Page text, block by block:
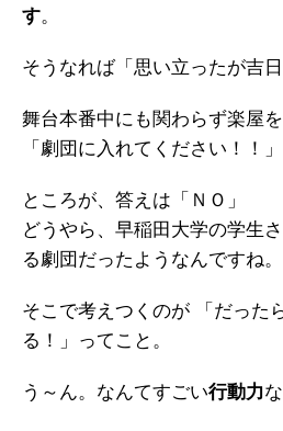
す。
そうなれば「思い立ったが吉日
舞台本番中にも関わらず楽屋を
「劇団に入れてください！！」
ところが、答えは「ＮＯ」
どうやら、早稲田大学の学生
る劇団だったようなんですね。
そこで考えつくのが 「だった
る！」ってこと。
う～ん。なんてすごい行動力